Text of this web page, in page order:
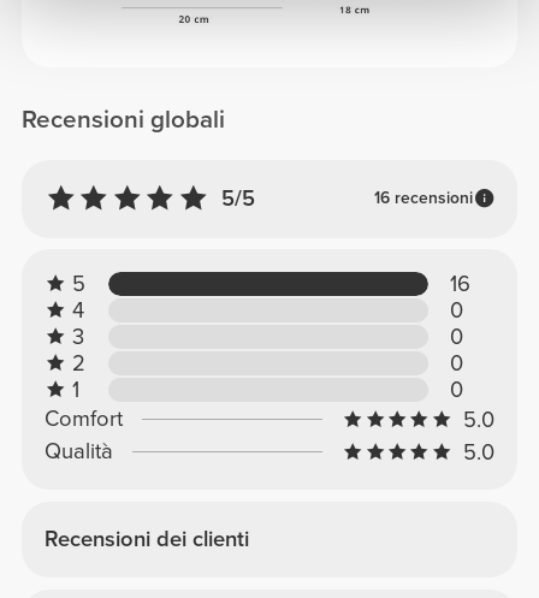
Recensioni globali
5/5 16 recensioni
5
16
4
0
3
0
2
0
1
0
Comfort
5.0
Qualità
5.0
Recensioni dei clienti